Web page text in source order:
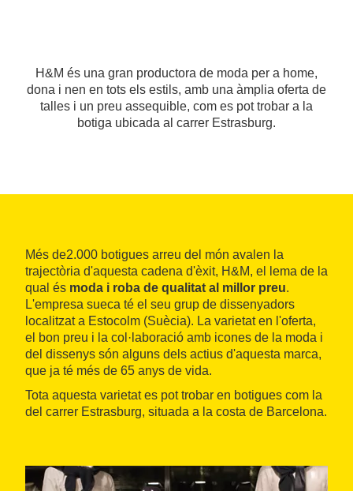
H&M és una gran productora de moda per a home,
dona i nen en tots els estils, amb una àmplia oferta de
talles i un preu assequible, com es pot trobar a la
botiga ubicada al carrer Estrasburg.
Més de2.000 botigues arreu del món avalen la
trajectòria d'aquesta cadena d'èxit, H&M, el lema de la
qual és moda i roba de qualitat al millor preu.
L'empresa sueca té el seu grup de dissenyadors
localitzat a Estocolm (Suècia). La varietat en l'oferta,
el bon preu i la col·laboració amb icones de la moda i
del dissenys són alguns dels actius d'aquesta marca,
que ja té més de 65 anys de vida.
Tota aquesta varietat es pot trobar en botigues com la
del carrer Estrasburg, situada a la costa de Barcelona.